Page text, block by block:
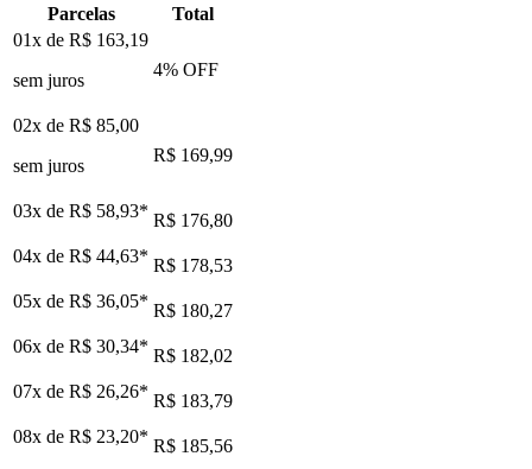
Parcelas
Total
01x de R$ 163,19
sem juros
4% OFF
02x de R$ 85,00
sem juros
R$ 169,99
03x de R$ 58,93* R$ 176,80
04x de R$ 44,63* R$ 178,53
05x de R$ 36,05* R$ 180,27
06x de R$ 30,34* R$ 182,02
07x de R$ 26,26* R$ 183,79
08x de R$ 23,20* R$ 185,56